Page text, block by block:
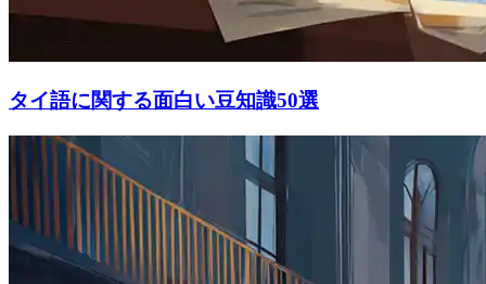
タイ語に関する面白い豆知識50選